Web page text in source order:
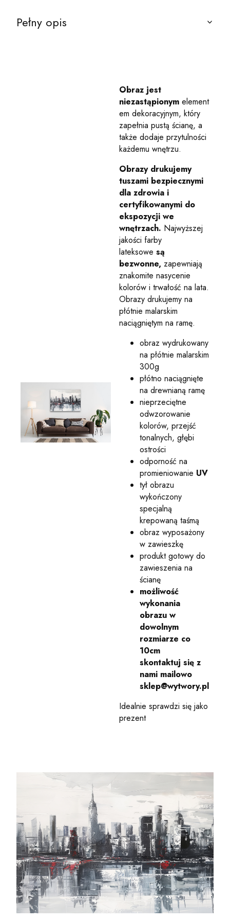
Pełny opis
Obraz jest
niezastąpionym element
em dekoracyjnym, który
zapełnia pustą ścianę, a
także dodaje przytulności
każdemu wnętrzu.
Obrazy drukujemy
tuszami bezpiecznymi
dla zdrowia i
certyfikowanymi do
ekspozycji we
wnętrzach. Najwyższej
jakości farby
lateksowe są
bezwonne, zapewniają
znakomite nasycenie
kolorów i trwałość na lata.
Obrazy drukujemy na
płótnie malarskim
naciągniętym na ramę.
obraz wydrukowany
na płótnie malarskim
300g
płótno naciągnięte
na drewnianą ramę
nieprzeciętne
odwzorowanie
kolorów, przejść
tonalnych, głębi
ostrości
odporność na
promieniowanie UV
tył obrazu
wykończony
specjalną
krepowaną taśmą
obraz wyposażony
w zawieszkę
produkt gotowy do
zawieszenia na
ścianę
możliwość
wykonania
obrazu w
dowolnym
rozmiarze co
10cm
skontaktuj się z
nami mailowo
sklep@wytwory.pl
Idealnie sprawdzi się jako
prezent